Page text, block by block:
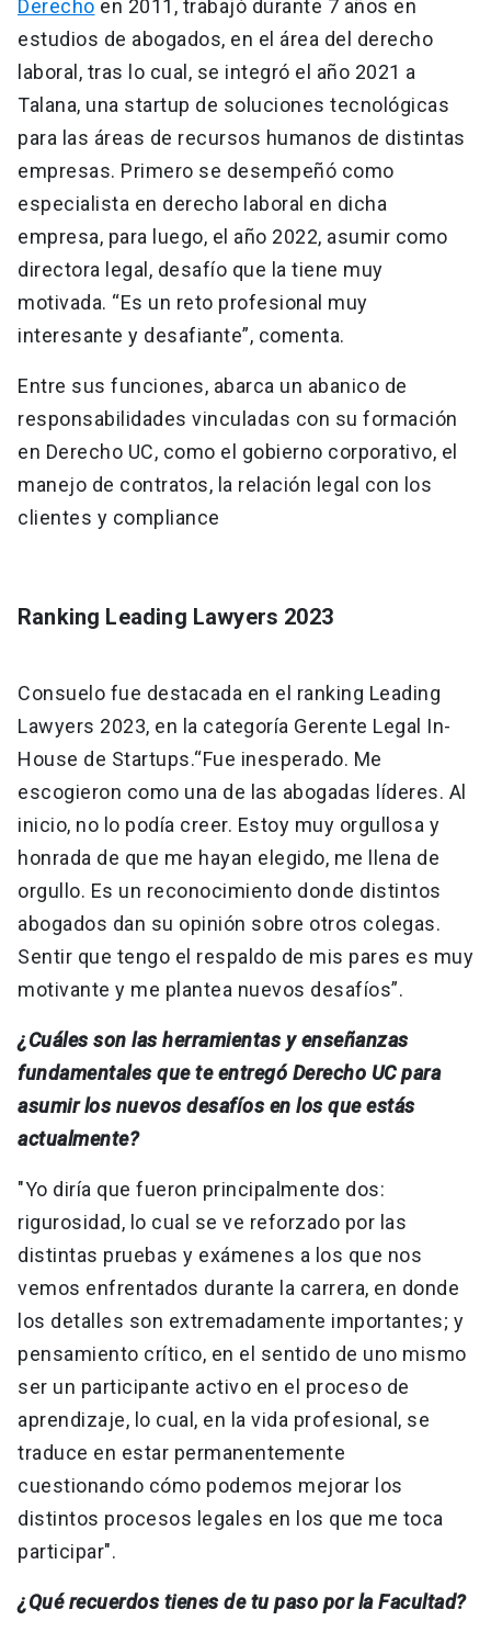
Derecho en 2011, trabajó durante 7 años en
estudios de abogados, en el área del derecho
laboral, tras lo cual, se integró el año 2021 a
Talana, una startup de soluciones tecnológicas
para las áreas de recursos humanos de distintas
empresas. Primero se desempeñó como
especialista en derecho laboral en dicha
empresa, para luego, el año 2022, asumir como
directora legal, desafío que la tiene muy
motivada. “Es un reto profesional muy
interesante y desafiante”, comenta.
Entre sus funciones, abarca un abanico de
responsabilidades vinculadas con su formación
en Derecho UC, como el gobierno corporativo, el
manejo de contratos, la relación legal con los
clientes y compliance
Ranking Leading Lawyers 2023
Consuelo fue destacada en el ranking Leading
Lawyers 2023, en la categoría Gerente Legal In-
House de Startups.“Fue inesperado. Me
escogieron como una de las abogadas líderes. Al
inicio, no lo podía creer. Estoy muy orgullosa y
honrada de que me hayan elegido, me llena de
orgullo. Es un reconocimiento donde distintos
abogados dan su opinión sobre otros colegas.
Sentir que tengo el respaldo de mis pares es muy
motivante y me plantea nuevos desafíos”.
¿Cuáles son las herramientas y enseñanzas
fundamentales que te entregó Derecho UC para
asumir los nuevos desafíos en los que estás
actualmente?
"Yo diría que fueron principalmente dos:
rigurosidad, lo cual se ve reforzado por las
distintas pruebas y exámenes a los que nos
vemos enfrentados durante la carrera, en donde
los detalles son extremadamente importantes; y
pensamiento crítico, en el sentido de uno mismo
ser un participante activo en el proceso de
aprendizaje, lo cual, en la vida profesional, se
traduce en estar permanentemente
cuestionando cómo podemos mejorar los
distintos procesos legales en los que me toca
participar".
¿Qué recuerdos tienes de tu paso por la Facultad?